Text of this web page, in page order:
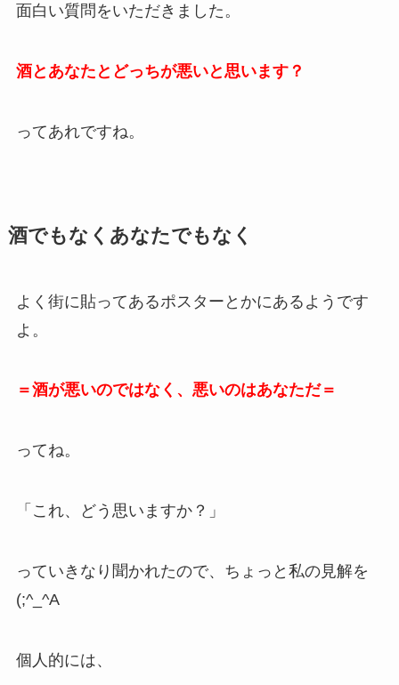
面白い質問をいただきました。
酒とあなたとどっちが悪いと思います？
ってあれですね。
酒でもなくあなたでもなく
よく街に貼ってあるポスターとかにあるようです
よ。
＝酒が悪いのではなく、悪いのはあなただ＝
ってね。
「これ、どう思いますか？」
っていきなり聞かれたので、ちょっと私の見解を
(;^_^A
個人的には、